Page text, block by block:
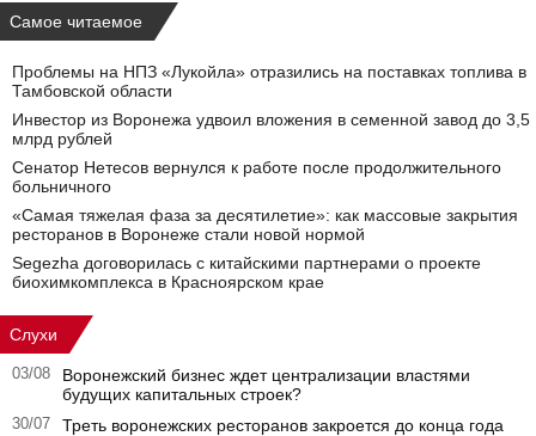
Самое читаемое
Проблемы на НПЗ «Лукойла» отразились на поставках топлива в
Тамбовской области
Инвестор из Воронежа удвоил вложения в семенной завод до 3,5
млрд рублей
Сенатор Нетесов вернулся к работе после продолжительного
больничного
«Самая тяжелая фаза за десятилетие»: как массовые закрытия
ресторанов в Воронеже стали новой нормой
Segezha договорилась с китайскими партнерами о проекте
биохимкомплекса в Красноярском крае
Слухи
03/08
Воронежский бизнес ждет централизации властями
будущих капитальных строек?
30/07 Треть воронежских ресторанов закроется до конца года